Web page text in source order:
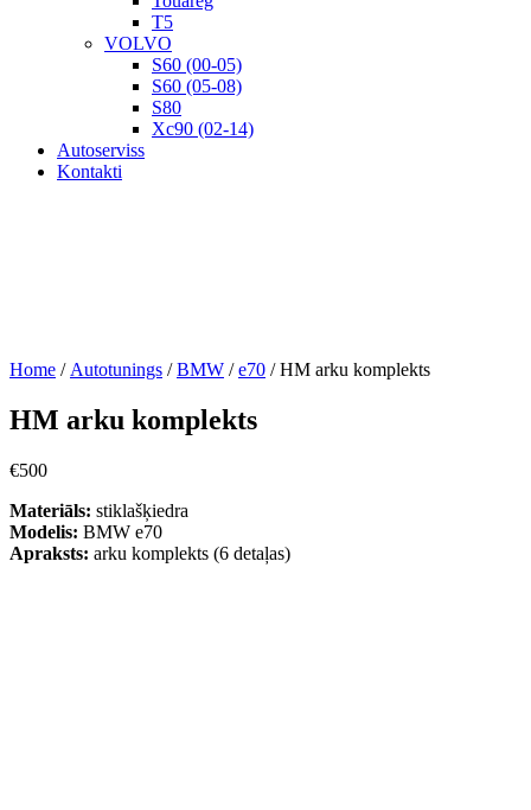
T5
VOLVO
S60 (00-05)
S60 (05-08)
S80
Xc90 (02-14)
Autoserviss
Kontakti
Home / Autotunings /BMW /e70 / HM arku komplekts
HM arku komplekts
€500
Materiāls: stiklašķiedra
Modelis: BMW e70
Apraksts: arku komplekts (6 detaļas)